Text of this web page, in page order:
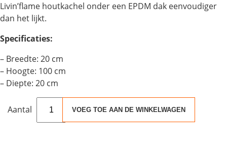
Livin’flame houtkachel onder een EPDM dak eenvoudiger
dan het lijkt.
Specificaties:
– Breedte: 20 cm
– Hoogte: 100 cm
– Diepte: 20 cm
Houtkachel
VOEG TOE AAN DE WINKELWAGEN